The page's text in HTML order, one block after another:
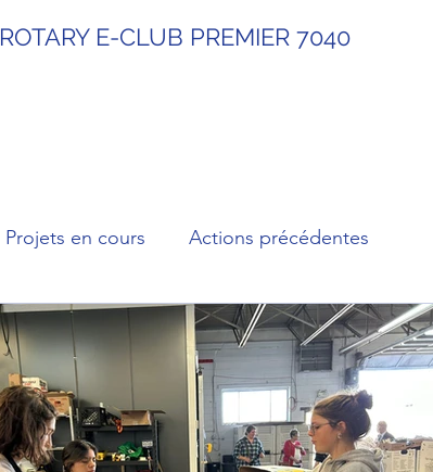
ROTARY E-CLUB PREMIER 7040
Projets en cours Actions précédentes